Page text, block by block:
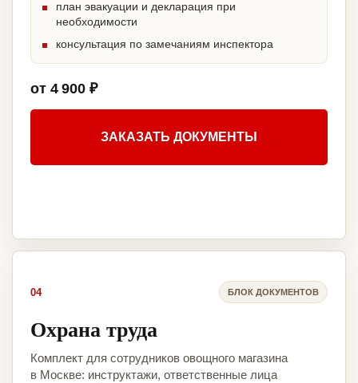
план эвакуации и декларация при
необходимости
консультация по замечаниям инспектора
от 4 900 ₽
ЗАКАЗАТЬ ДОКУМЕНТЫ
04 БЛОК ДОКУМЕНТОВ
Охрана труда
Комплект для сотрудников овощного магазина
в Москве: инструктажи, ответственные лица